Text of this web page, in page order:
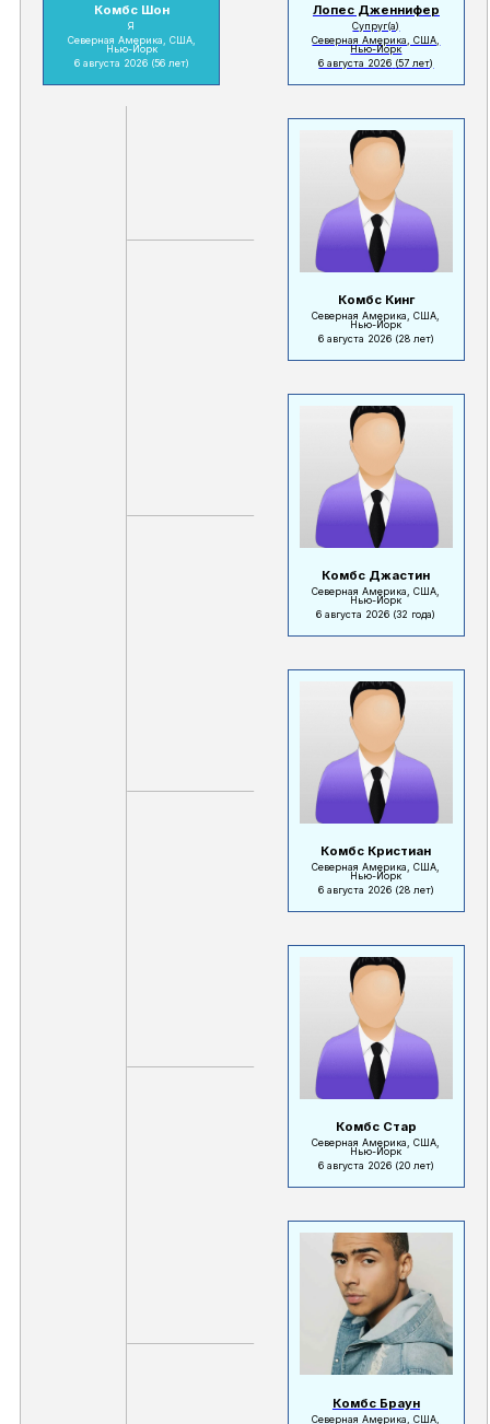
Комбс Шон
Я
Северная Америка, США,
Нью-Йорк
6 августа 2026 (56 лет)
Лопес Дженнифер
Супруг(а)
Северная Америка, США,
Нью-Йорк
6 августа 2026 (57 лет)
Комбс Кинг
Северная Америка, США,
Нью-Йорк
6 августа 2026 (28 лет)
Комбс Джастин
Северная Америка, США,
Нью-Йорк
6 августа 2026 (32 года)
Комбс Кристиан
Северная Америка, США,
Нью-Йорк
6 августа 2026 (28 лет)
Комбс Стар
Северная Америка, США,
Нью-Йорк
6 августа 2026 (20 лет)
Комбс Браун
Северная Америка, США,